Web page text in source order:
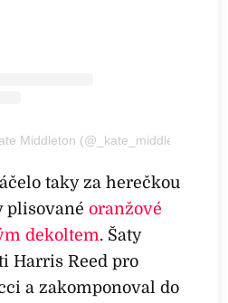
Middleton
taky za herečkou
plisované oranžové
dekoltem. Šaty
Harris Reed pro
a zakomponoval do